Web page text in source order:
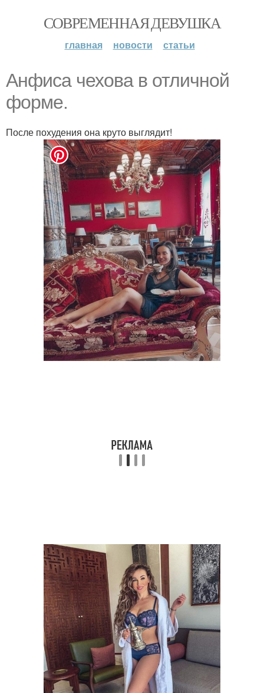
СОВРЕМЕННАЯ ДЕВУШКА
главная новости статьи
Анфиса чехова в отличной
форме.
После похудения она круто выглядит!